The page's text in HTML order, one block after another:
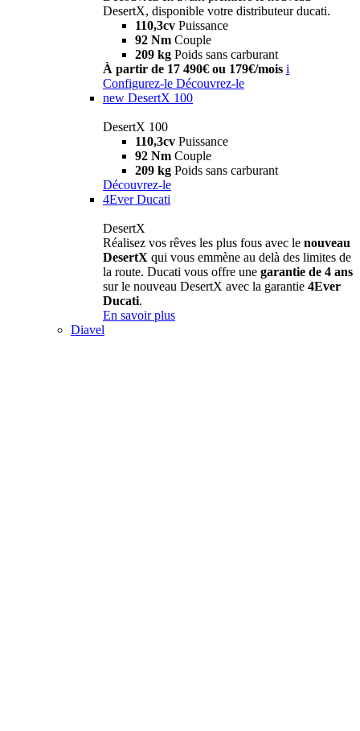
DesertX, disponible votre distributeur ducati.
110,3cv Puissance
92 Nm Couple
209 kg Poids sans carburant
À partir de 17 490€ ou 179€/mois i
Configurez-le Découvrez-le
new DesertX 100
DesertX 100
110,3cv Puissance
92 Nm Couple
209 kg Poids sans carburant
Découvrez-le
4Ever Ducati
DesertX
Réalisez vos rêves les plus fous avec le nouveau
DesertX qui vous emmène au delà des limites de
la route. Ducati vous offre une garantie de 4 ans
sur le nouveau DesertX avec la garantie 4Ever
Ducati.
En savoir plus
Diavel